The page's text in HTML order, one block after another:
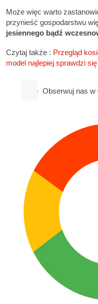
Może więc warto
przynieść gospodarstwu
jesiennego bądź
Czytaj także : Przegląd
model najlepiej sprawdzi
Obserwuj nas w